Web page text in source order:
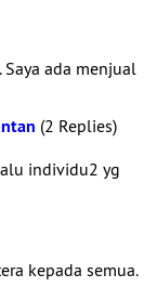
Saya ada menjual
(2 Replies)
individu2 yg
kepada semua.